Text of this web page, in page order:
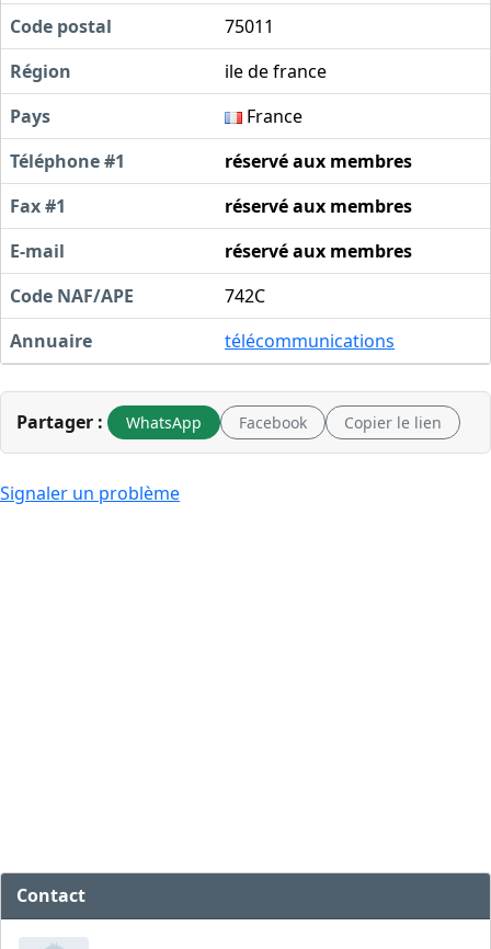
Code postal
75011
Région
ile de france
Pays
France
Téléphone #1
réservé aux membres
Fax #1
réservé aux membres
E-mail
réservé aux membres
Code NAF/APE
742C
Annuaire
télécommunications
Partager : WhatsApp Facebook Copier le lien
Signaler un problème
Contact